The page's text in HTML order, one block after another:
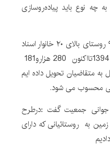
چه نوع باید پیاده‌روسازی
اسماعیلی یادآور شد:برای ۹۳۵ روستای بالای ۲۰ خانوار اسناد
متقاضیان تحویل داده ایم
محسوب می شود.
جوانی جمعیت گفت :درطرح
نیز 287پلاک زمین به روستائیانی که دارای